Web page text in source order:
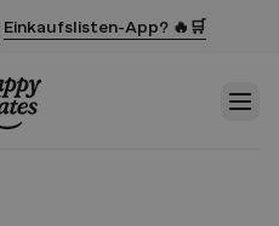
Einkaufslisten-App? 🔥🛒